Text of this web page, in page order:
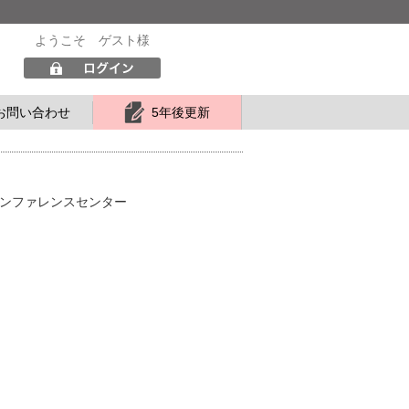
ようこそ ゲスト様
問 い合わせ 5年後更新
ファレンスセンター